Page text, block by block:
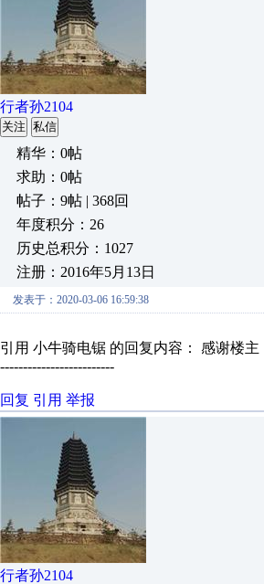
行者孙2104
关注 私信
精华：0帖
求助：0帖
帖子：9帖 | 368回
年度积分：26
历史总积分：1027
注册：2016年5月13日
发表于：2020-03-06 16:59:38
引用 小牛骑电锯 的回复内容： 感谢楼
-------------------------
回复 引用 举报
行者孙2104